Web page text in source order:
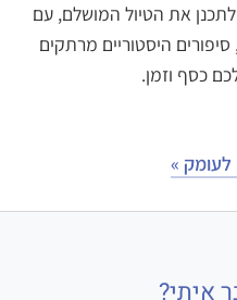
את הטיול המושלם, עם
היסטוריים מרתקים
כסף וזמן.
לעומק »
איתי?